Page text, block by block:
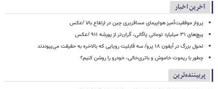
آخرین اخبار
پرواز موفقیت‌آمیز هواپیمای مسافربری چین در ارتفاع بالا /عکس
پیچ‌های ۳۱ میلیارد تومانی پاگانی، گران‌تر از پورشه ۹۱۱ /عکس
تحول بزرگ در آیفون ۱۸ پرو/ سه قابلیت رویایی که بالاخره به حقیقت می‌پیوندند
چطور با ریموت خاموش و باتری‌خالی، خودرو را روشن کنیم؟
پربیننده‌ترین